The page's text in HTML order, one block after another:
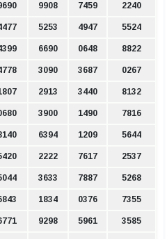
9908 7459 2240
5253 4947 5524
6690 0648 8822
3090 3687 0267
2913 3440 8132
3900 1490 7816
6394 1209 5644
2222 7617 2537
3633 7887 5268
1834 0376 7355
9298 5961 3585